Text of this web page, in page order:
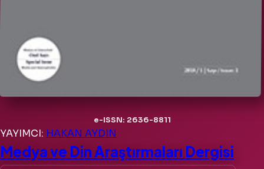
e-ISSN: 2636-8811
YAYIMCI: HAKAN AYDIN
Medya ve Din Araştırmaları Dergisi